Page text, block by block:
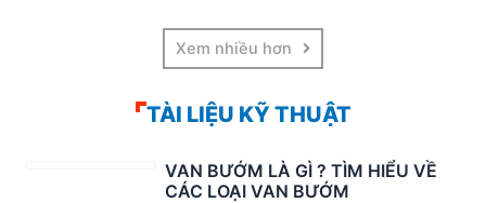
Xem nhiều hơn
TÀI LIỆU KỸ THUẬT
VAN BƯỚM LÀ GÌ ? TÌM HIỂU VỀ
CÁC LOẠI VAN BƯỚM